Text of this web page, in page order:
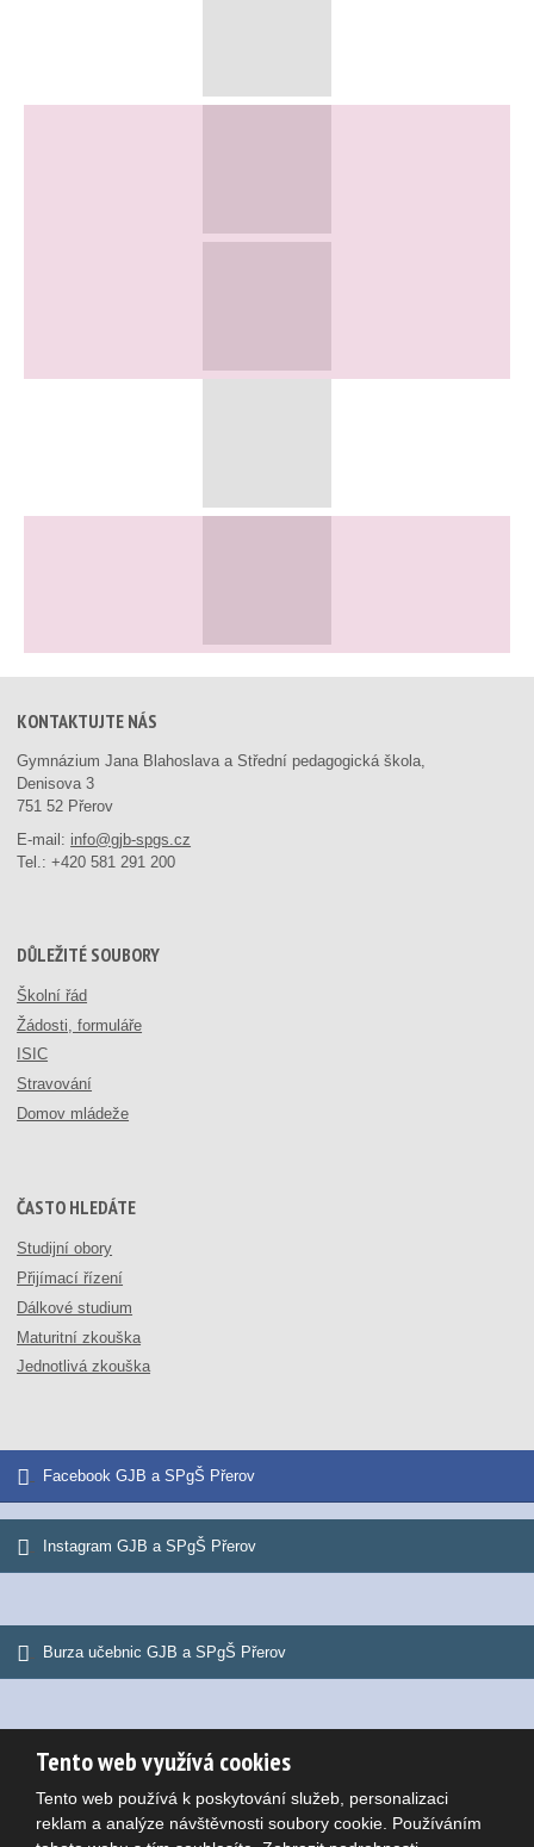
KONTAKTUJTE NÁS
Gymnázium Jana Blahoslava a Střední pedagogická škola,
Denisova 3
751 52 Přerov
E-mail: info@gjb-spgs.cz
Tel.:+420 581 291 200
DŮLEŽITÉ SOUBORY
Školní řád
Žádosti, formuláře
ISIC
Stravování
Domov mládeže
ČASTO HLEDÁTE
Studijní obory
Přijímací řízení
Dálkové studium
Maturitní zkouška
Jednotlivá zkouška
Facebook GJB a SPgŠ Přerov
Instagram GJB a SPgŠ Přerov
Burza učebnic GJB a SPgŠ Přerov
Mapa stránek |Podmínky použití
VYROBILA
Tento web využívá cookies
Tento web používá k poskytování služeb, personalizaci
reklam a analýze návštěvnosti soubory cookie. Používáním
Potřebujete poradit?